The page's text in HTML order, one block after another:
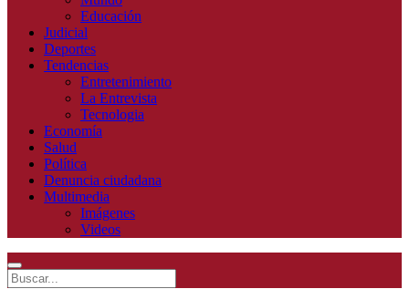
Educación
Judicial
Deportes
Tendencias
Entretenimiento
La Entrevista
Tecnologia
Economía
Salud
Política
Denuncia ciudadana
Multimedia
Imágenes
Videos